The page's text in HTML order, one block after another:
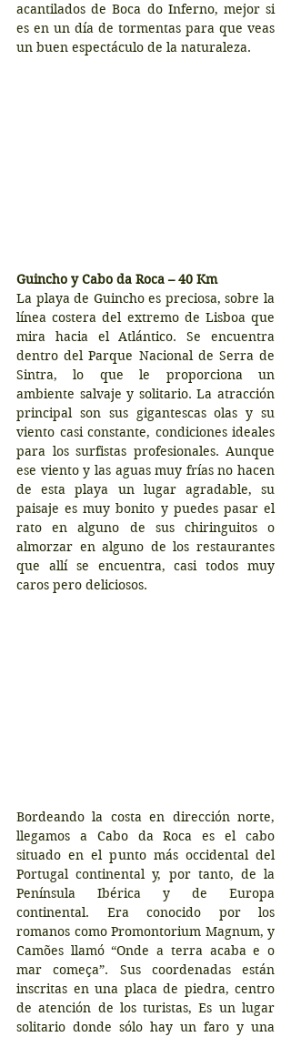
acantilados de Boca do Inferno, mejor si
es en un día de tormentas para que veas
un buen espectáculo de la naturaleza.
Guincho y Cabo da Roca – 40 Km
La playa de Guincho es preciosa, sobre la
línea costera del extremo de Lisboa que
mira hacia el Atlántico. Se encuentra
dentro del Parque Nacional de Serra de
Sintra, lo que le proporciona un
ambiente salvaje y solitario. La atracción
principal son sus gigantescas olas y su
viento casi constante, condiciones ideales
para los surfistas profesionales. Aunque
ese viento y las aguas muy frías no hacen
de esta playa un lugar agradable, su
paisaje es muy bonito y puedes pasar el
rato en alguno de sus chiringuitos o
almorzar en alguno de los restaurantes
que allí se encuentra, casi todos muy
caros pero deliciosos.
Bordeando la costa en dirección norte,
llegamos a Cabo da Roca es el cabo
situado en el punto más occidental del
Portugal continental y, por tanto, de la
Península Ibérica y de Europa
continental. Era conocido por los
romanos como Promontorium Magnum, y
Camões llamó “Onde a terra acaba e o
mar começa”. Sus coordenadas están
inscritas en una placa de piedra, centro
de atención de los turistas, Es un lugar
solitario donde sólo hay un faro y una